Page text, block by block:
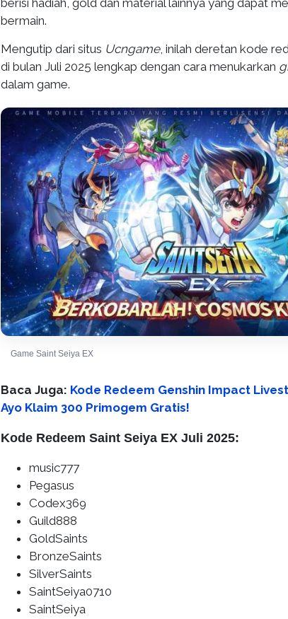
berisi hadiah, gold dan material lainnya yang dapat
bermain.
Mengutip dari situs Ucngame, inilah deretan kode
di bulan Juli 2025 lengkap dengan cara menukarkan
dalam game.
Game Saint Seiya EX
Baca Juga: Kode Redeem Genshin Impact
Ayo Klaim 300 Primogem Gratis!
Kode Redeem Saint Seiya EX Juli 2025:
music777
Pegasus
Codex369
Guild888
GoldSaints
BronzeSaints
SilverSaints
SaintSeiya0710
SaintSeiya